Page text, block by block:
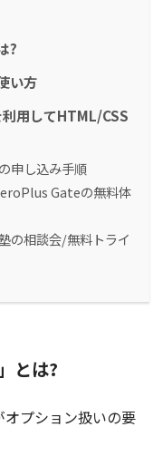
?
い方
用してHTML/CSS
申し込み手順
Gateの無料体
の相談会/無料トライ
とは?
プション扱いの要